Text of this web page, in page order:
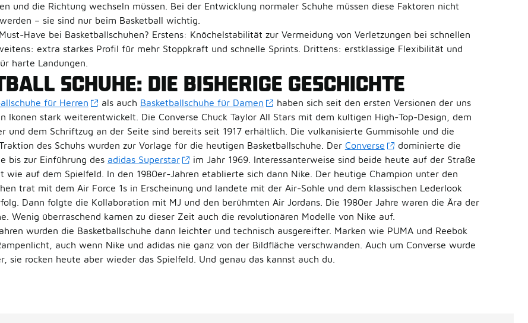
und die Richtung wechseln müssen. Bei der Entwicklung normaler Schuhe müssen diese Faktoren nicht
– sie sind nur beim Basketball wichtig.
Have bei Basketballschuhen? Erstens: Knöchelstabilität zur Vermeidung von Verletzungen bei schnellen
extra starkes Profil für mehr Stoppkraft und schnelle Sprints. Drittens: erstklassige Flexibilität und
harte Landungen.
SCHUHE: DIE BISHERIGE GESCHICHTE
für Herren als auch Basketballschuhe für Damen
haben sich seit den ersten Versionen der uns
Ikonen stark weiterentwickelt. Die Converse Chuck Taylor All Stars mit dem kultigen High-Top-Design, dem
und dem Schriftzug an der Seite sind bereits seit 1917 erhältlich. Die vulkanisierte Gummisohle und die
des Schuhs wurden zur Vorlage für die heutigen Basketballschuhe. Der Converse
dominierte die
bis zur Einführung des adidas Superstar
im Jahr 1969. Interessanterweise sind beide heute auf der Straße
wie auf dem Spielfeld. In den 1980er-Jahren etablierte sich dann Nike. Der heutige Champion unter den
trat mit dem Air Force 1s in Erscheinung und landete mit der Air-Sohle und dem klassischen Lederlook
Dann folgte die Kollaboration mit MJ und den berühmten Air Jordans. Die 1980er Jahre waren die Ära der
Wenig überraschend kamen zu dieser Zeit auch die revolutionären Modelle von Nike auf.
wurden die Basketballschuhe dann leichter und technisch ausgereifter. Marken wie PUMA und Reebok
auch wenn Nike und adidas nie ganz von der Bildfläche verschwanden. Auch um Converse wurde
sie rocken heute aber wieder das Spielfeld. Und genau das kannst auch du.